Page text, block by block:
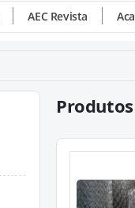
AEC Revista
Produtos